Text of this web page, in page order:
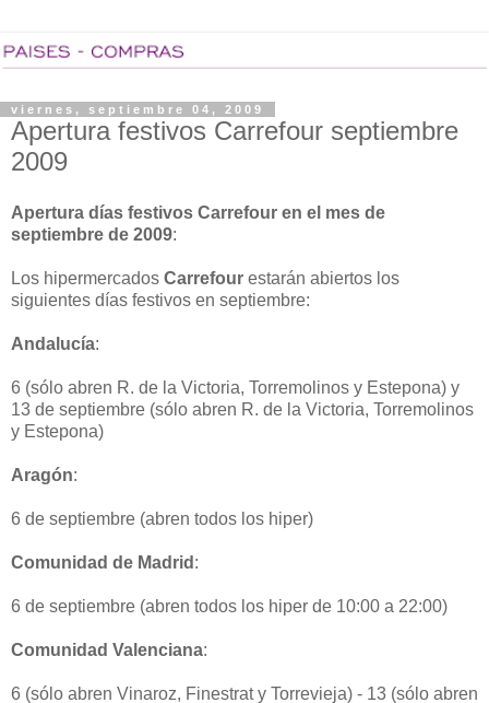
viernes, septiembre 04, 2009
Apertura festivos Carrefour septiembre
2009
Apertura días festivos Carrefour en el mes de
septiembre de 2009:
Los hipermercados Carrefour estarán abiertos los
siguientes días festivos en septiembre:
Andalucía:
6 (sólo abren R. de la Victoria, Torremolinos y Estepona) y
13 de septiembre (sólo abren R. de la Victoria, Torremolinos
y Estepona)
Aragón:
6 de septiembre (abren todos los hiper)
Comunidad de Madrid :
6 de septiembre (abren todos los hiper de 10:00 a 22:00)
Comunidad Valenciana:
6 (sólo abren Vinaroz, Finestrat y Torrevieja) - 13 (sólo abren